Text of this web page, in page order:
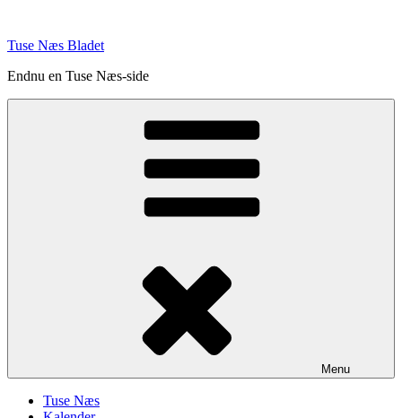
indhold
Tuse Næs Bladet
Endnu en Tuse Næs-side
Menu
Tuse Næs